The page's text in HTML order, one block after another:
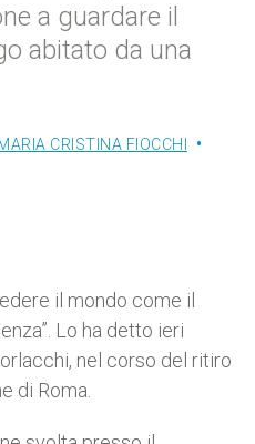
a guardare il
abitato da una
CRISTINA FIOCCHI
il mondo come il
Lo ha detto ieri
nel corso del ritiro
di Roma.